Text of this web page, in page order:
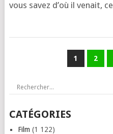
vous savez d’où il venait, ce
PAGINATION
PUBLICATIONS
1 2
CATÉGORIES
Film (1 122)